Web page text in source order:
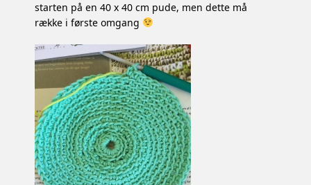
starten på en 40 x 40 cm pude, men dette må
række i første omgang